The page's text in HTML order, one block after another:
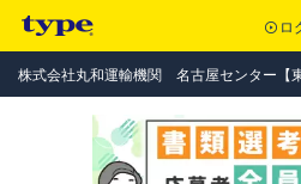
ロ
株式会社丸和運輸機関 名古屋センター【